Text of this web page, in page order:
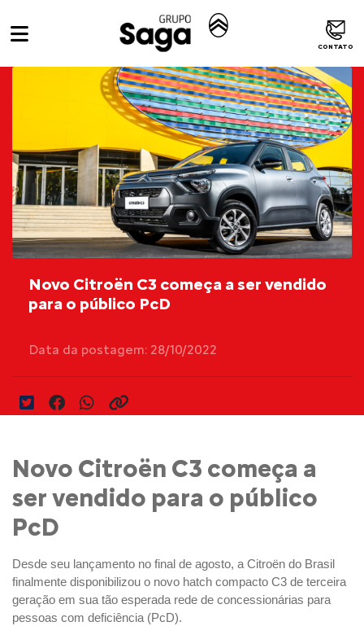
CONTATO
Novo Citroën C3 começa a ser vendido
para o público PcD
Data da postagem: 28/10/2022
Novo Citroën C3 começa a
ser vendido para o público
PcD
Desde seu lançamento no final de agosto, a Citroën do Brasil
finalmente disponibilizou o novo hatch compacto C3 de terceira
geração em sua tão esperada rede de concessionárias para
pessoas com deficiência (PcD).